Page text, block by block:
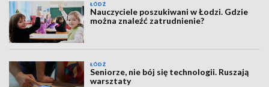
ŁÓDŹ
Nauczyciele poszukiwani w Łodzi. Gdzie
można znaleźć zatrudnienie?
ŁÓDŹ
Seniorze, nie bój się technologii. Ruszają
warsztaty